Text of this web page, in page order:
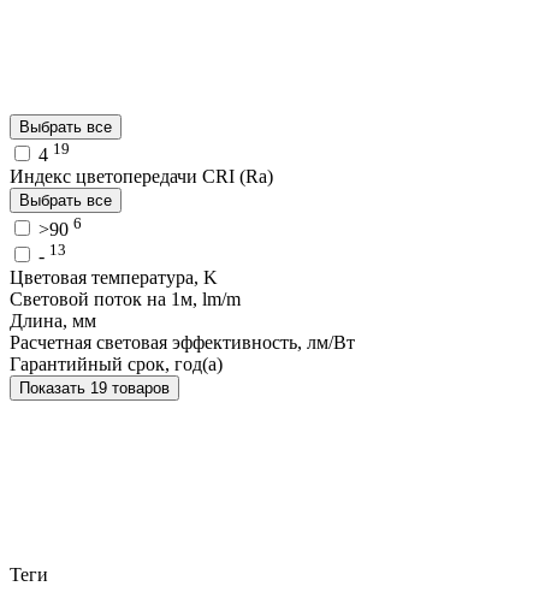
Выбрать все
4 19
Индекс цветопередачи CRI (Ra)
Выбрать все
>90 6
- 13
Цветовая температура, K
Световой поток на 1м, lm/m
Длина, мм
Расчетная световая эффективность, лм/Вт
Гарантийный срок, год(а)
Показать 19 товаров
Теги